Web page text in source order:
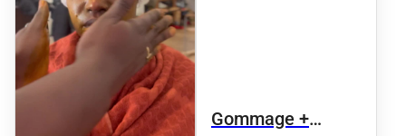
Gommage +